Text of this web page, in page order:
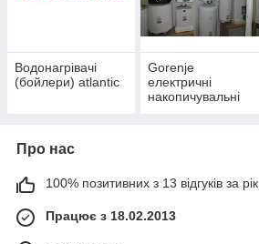
Водонагрівачі
(бойлери) atlantic
Gorenje
електричні
накопичувальні
Про нас
100% позитивних з 13 відгуків за рік
Працює з 18.02.2013